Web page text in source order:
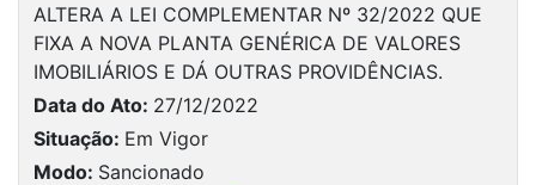
ALTERA A LEI COMPLEMENTAR Nº 32/2022 QUE
FIXA A NOVA PLANTA GENÉRICA DE VALORES
IMOBILIÁRIOS E DÁ OUTRAS PROVIDÊNCIAS.
Data do Ato: 27/12/2022
Situação: Em Vigor
Modo: Sancionado